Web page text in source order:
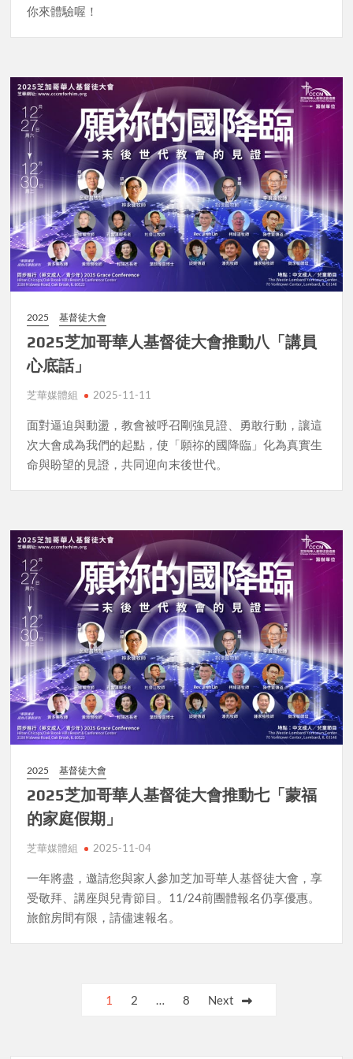
你來體驗喔！
2025 基督徒大會
2025芝加哥華人基督徒大會推動八「講員
心底話」
芝華媒體組 2025-11-11
面對逼迫與動盪，教會被呼召剛強見證、勇敢行動，讓這
次大會成為我們的起點，使「願祢的國降臨」化為真實生
命與盼望的見證，共同迎向末後世代。
2025 基督徒大會
2025芝加哥華人基督徒大會推動七「蒙福
的家庭假期」
芝華媒體組 2025-11-04
一年將盡，邀請您與家人參加芝加哥華人基督徒大會，享
受敬拜、講座與兒青節目。11/24前團體報名仍享優惠。
旅館房間有限，請儘速報名。
1 2 … 8 Next